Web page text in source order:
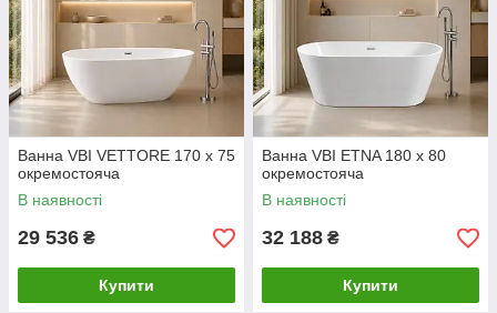
Ванна VBI VETTORE 170 x 75
окремостояча
В наявності
29 536 ₴
Купити
Ванна VBI ETNA 180 x 80
окремостояча
В наявності
32 188 ₴
Купити